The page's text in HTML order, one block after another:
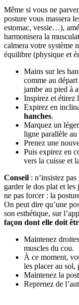
Même si vous ne
posture vous massera
estomac, vessie…),
harmonisera la
calmera votre système
équilibre (physique et
Mains sur les
comme au
jambe au pied à
Inspirez et étirez
Expirez en
hanches.
Marquez un
ligne parallèle
Prenez une
Puis expirez en
vers la cuisse et
Conseil : n’insistez
garder le dos plat et les
ne pas forcer : la
On peut dire qu’une
son esthétique, sur
façon dont elle doit
Maintenez
muscles du cou.
À ce moment,
les placer au sol,
Maintenez la
Reprenez de